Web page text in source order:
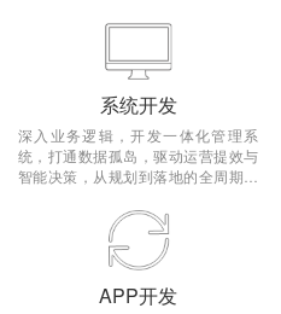
系统开发
深入业务逻辑，开发一体化管理系
统，打通数据孤岛，驱动运营提效与
智能决策，从规划到落地的全周期系
APP开发